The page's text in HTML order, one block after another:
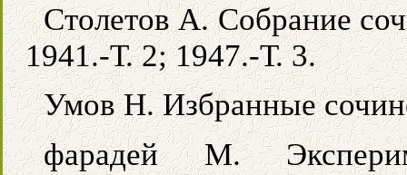
Столетов А. Собрание
1941.-Т. 2; 1947.-Т. 3.
Умов Н. Избранные
фарадей М.